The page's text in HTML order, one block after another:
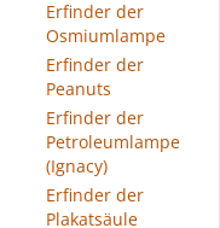
Erfinder der
Osmiumlampe
Erfinder der
Peanuts
Erfinder der
Petroleumlampe
(Ignacy)
Erfinder der
Plakatsäule